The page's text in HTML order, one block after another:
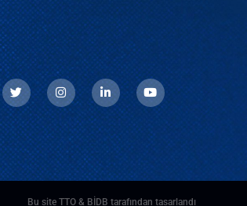
Bu site TTO & BİDB tarafından tasarlandı